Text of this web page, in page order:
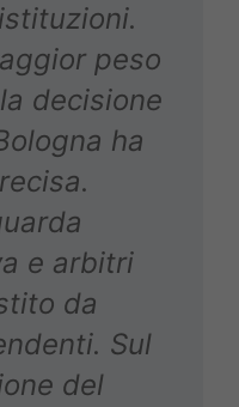
peso
decisione
ha
e arbitri
da
Sul
del